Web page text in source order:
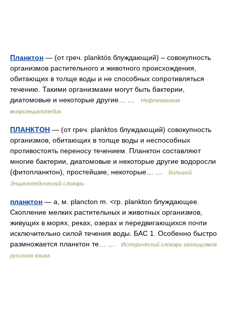
Планктон — (от греч. planktós блуждающий) – совокупность
организмов растительного и животного происхождения,
обитающих в толще воды и не способных сопротивляться
течению. Такими организмами могут быть бактерии,
диатомовые и некоторые другие… …
Нефтегазовая
микроэнциклопедия
ПЛАНКТОН — (от греч. planktos блуждающий) совокупность
организмов, обитающих в толще воды и неспособных
противостоять переносу течением. Планктон составляют
многие бактерии, диатомовые и некоторые другие водоросли
(фитопланктон), простейшие, некоторые… …
Большой
Энциклопедический словарь
планктон — а, м. plancton m. <гр. plankton блуждающее.
Скопление мелких растительных и животных организмов,
живущих в морях, реках, озерах и передвигающихся почти
исключительно силой течения воды. БАС 1. Особенно быстро
размножается планктон те… …
Исторический словарь галлицизмов
русского языка